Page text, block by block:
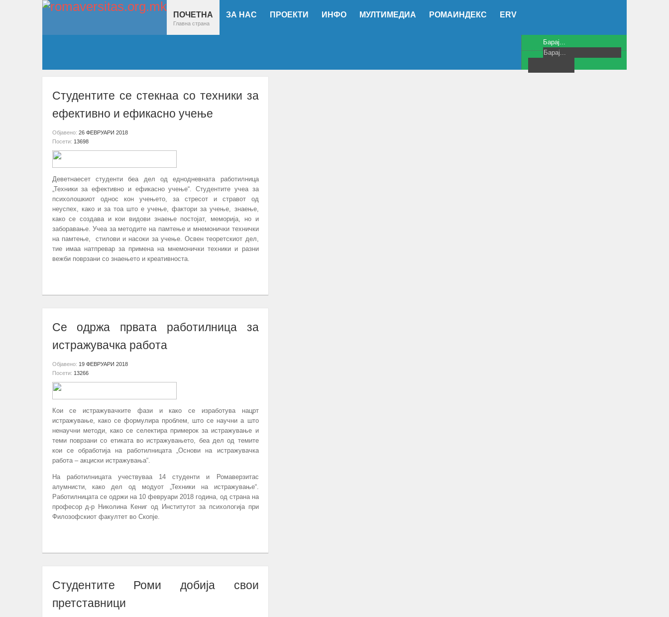
ПОЧЕТНА
Главна страна
ЗА НАС ПРОЕКТИ ИНФО МУЛТИМЕДИА РОМАИНДЕКС ERV
Барај...
Студентите се стекнаа со техники за
ефективно и ефикасно учење
Објавено: 26 ФЕВРУАРИ 2018
Посети: 13698
Деветнаесет студенти беа дел од еднодневната работилница
„Техники за ефективно и ефикасно учење“. Студентите учеа за
психолошкиот однос кон учењето, за стресот и стравот од
неуспех, како и за тоа што е учење, фактори за учење, знаење,
како се создава и кои видови знаење постојат, меморија, но и
заборавање. Учеа за методите на памтење и мнемонички технички
на памтење, стилови и насоки за учење. Освен теоретскиот дел,
тие имаа натпревар за применa на мнемонички техники и разни
вежби поврзани со знаењето и креативноста.
Се одржа првата работилница за
истражувачка работа
Објавено: 19 ФЕВРУАРИ 2018
Посети: 13266
Кои се истражувачките фази и како се изработува нацрт
истражување, како се формулира проблем, што се научни а што
ненаучни методи, како се селектира примерок за истражување и
теми поврзани со етиката во истражувањето, беа дел од темите
кои се обработија на работилницата „Основи на истражувачка
работа – акциски истражувања“.
На работилницата учествуваа 14 студенти и Ромаверзитас
алумнисти, како дел од модуот „Техники на истражување“.
Работилницата се одржи на 10 февруари 2018 година, од страна на
професор д-р Николина Кениг од Институтот за психологија при
Филозофскиот факултет во Скопје.
Студентите Роми добија свои
претставници